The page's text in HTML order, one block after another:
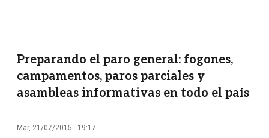
Preparando el paro general: fogones,
campamentos, paros parciales y
asambleas informativas en todo el país
Mar, 21/07/2015 - 19:17